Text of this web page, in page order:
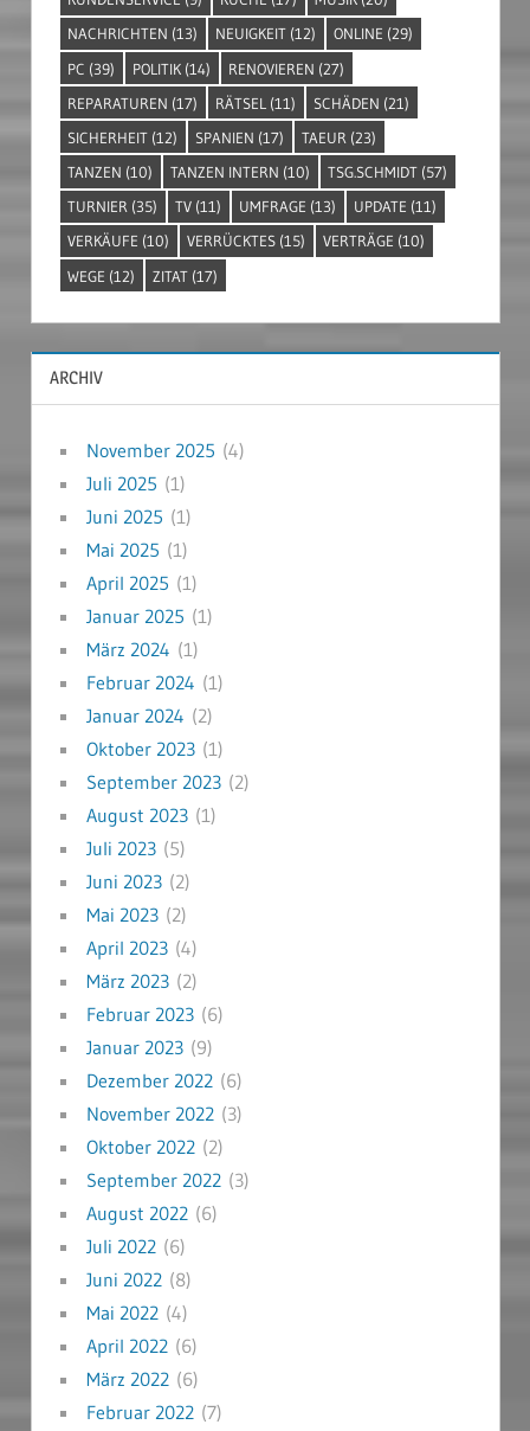
NACHRICHTEN (13) NEUIGKEIT (12) ONLINE (29)
PC (39) POLITIK (14) RENOVIEREN (27)
REPARATUREN (17) RÄTSEL (11) SCHÄDEN (21)
SICHERHEIT (12) SPANIEN (17) TAEUR (23)
TANZEN (10) TANZEN INTERN (10) TSG.SCHMIDT (57)
TURNIER (35) TV (11) UMFRAGE (13) UPDATE (11)
VERKÄUFE (10) VERRÜCKTES (15) VERTRÄGE (10)
WEGE (12) ZITAT (17)
ARCHIV
November 2025 (4)
Juli 2025 (1)
Juni 2025 (1)
Mai 2025 (1)
April 2025 (1)
Januar 2025 (1)
März 2024 (1)
Februar 2024 (1)
Januar 2024 (2)
Oktober 2023(1)
September 2023(2)
August 2023(1)
Juli 2023(5)
Juni 2023(2)
Mai 2023(2)
April 2023(4)
März 2023(2)
Februar 2023(6)
Januar 2023(9)
Dezember 2022(6)
November 2022(3)
Oktober 2022(2)
September 2022(3)
August 2022(6)
Juli 2022(6)
Juni 2022(8)
Mai 2022(4)
April 2022(6)
März 2022(6)
Februar 2022(7)